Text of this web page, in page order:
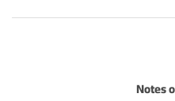
Notes